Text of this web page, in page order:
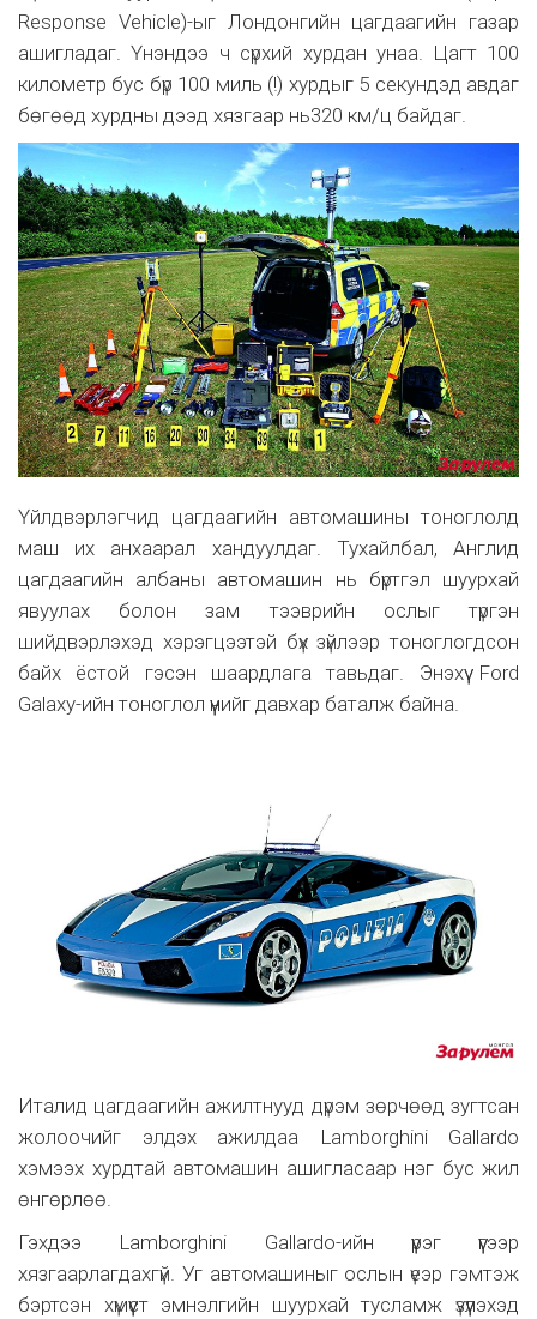
Response Vehicle)-ыг Лондонгийн цагдаагийн газар
ашигладаг. Үнэндээ ч сүрхий хурдан унаа. Цагт 100
километр бус бүр 100 миль (!) хурдыг 5 секундэд авдаг
бөгөөд хурдны дээд хязгаар нь320 км/ц байдаг.
Үйлдвэрлэгчид цагдаагийн автомашины тоноглолд
маш их анхаарал хандуулдаг. Тухайлбал, Англид
цагдаагийн албаны автомашин нь бүртгэл шуурхай
явуулах болон зам тээврийн ослыг түргэн
шийдвэрлэхэд хэрэгцээтэй бүх зүйлээр тоноглогдсон
байх ёстой гэсэн шаардлага тавьдаг. Энэхүү Ford
Galaxy-ийн тоноглол үүнийг давхар баталж байна.
Италид цагдаагийн ажилтнууд дүрэм зөрчөөд зугтсан
жолоочийг элдэх ажилдаа Lamborghini Gallardo
хэмээх хурдтай автомашин ашигласаар нэг бус жил
өнгөрлөө.
Гэхдээ Lamborghini Gallardo-ийн үүрэг үүгээр
хязгаарлагдахгүй. Уг автомашиныг ослын үеэр гэмтэж
бэртсэн хүмүүст эмнэлгийн шуурхай тусламж үзүүлэхэд